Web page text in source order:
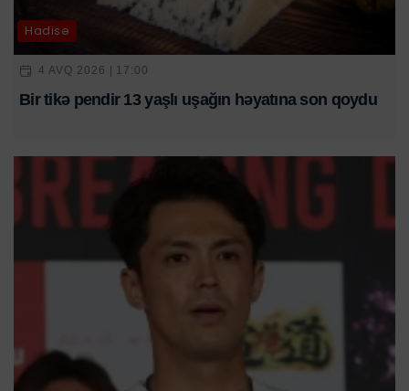
Hadisə
4 AVQ 2026 | 17:00
Bir tikə pendir 13 yaşlı uşağın həyatına son qoydu